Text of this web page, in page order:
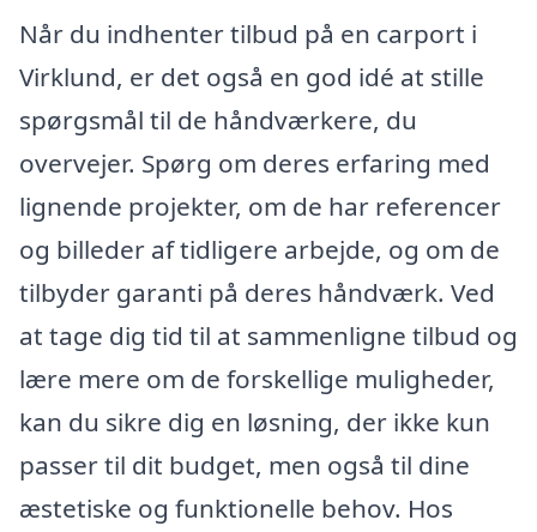
Når du indhenter tilbud på en carport i
Virklund, er det også en god idé at stille
spørgsmål til de håndværkere, du
overvejer. Spørg om deres erfaring med
lignende projekter, om de har referencer
og billeder af tidligere arbejde, og om de
tilbyder garanti på deres håndværk. Ved
at tage dig tid til at sammenligne tilbud og
lære mere om de forskellige muligheder,
kan du sikre dig en løsning, der ikke kun
passer til dit budget, men også til dine
æstetiske og funktionelle behov. Hos